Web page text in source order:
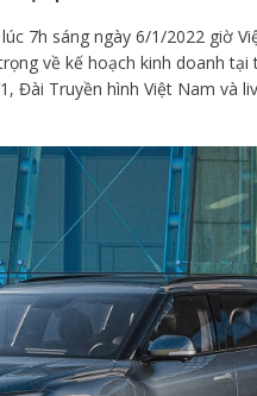
7h sáng ngày 6/1/2022 giờ
về kế hoạch kinh doanh
Đài Truyền hình Việt Nam và